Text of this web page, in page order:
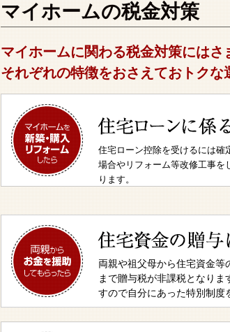
マイホームの税金対策
マイホームに関わる税金対策にはさ
それぞれの特徴をおさえておトク
住宅ローン控除を受けるには確
場合やリフォーム等改修工事を
ります。
両親や祖父母から住宅資金等
まで贈与税が非課税となりま
すので自分にあった特別制度